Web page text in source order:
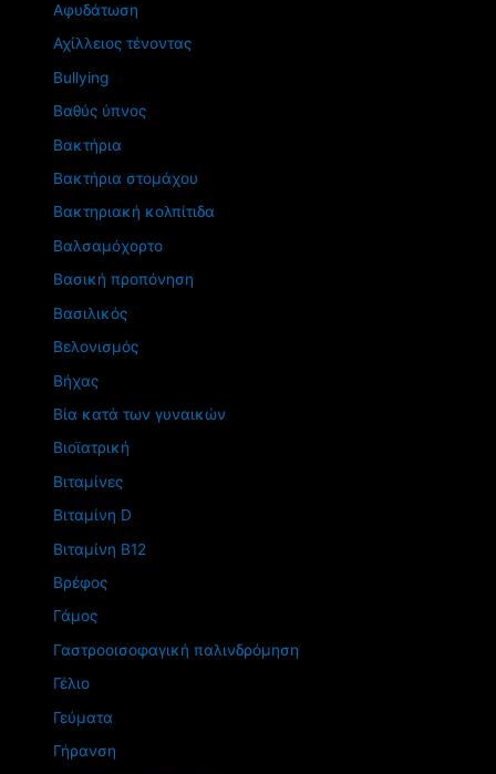
Αφυδάτωση
Αχίλλειος τένοντας
Βullying
Βαθύς ύπνος
Βακτήρια
Βακτήρια στομάχου
Βακτηριακή κολπίτιδα
Βαλσαμόχορτο
Βασική προπόνηση
Βασιλικός
Βελονισμός
Βήχας
Βία κατά των γυναικών
Βιοϊατρική
Βιταμίνες
Βιταμίνη D
Βιταμίνη Β12
Βρέφος
Γάμος
Γαστροοισοφαγική παλινδρόμηση
Γέλιο
Γεύματα
Γήρανση